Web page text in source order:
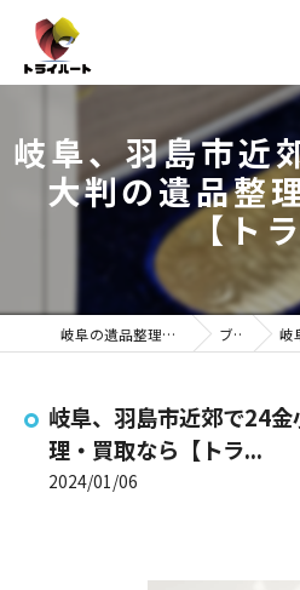
岐阜、羽島市近
大判の遺品整
【ト
岐阜の遺品整理ならトライハート ブログ 岐阜
岐阜、羽島市近郊で24
理・買取なら【トラ...
2024/01/06